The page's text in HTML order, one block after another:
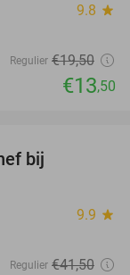
9.8 star
Regulier €19,50
€13,50
bij
9.9 star
Regulier €41,50